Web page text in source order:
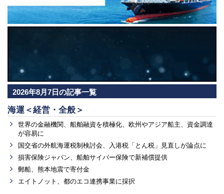
2026年8月7日の記事一覧
海運＜経営・全般＞
世界の金融機関、船舶融資を積極化、欧州やアジア船主、資金調達
が容易に
国交省の外航海運税制検討会、入港税「とん税」見直しが論点に
損害保険ジャパン、船舶サイバー保険で新補償提供
郵船、熊本地震で寄付金
エイトノット、都のエコ連携事業に採択